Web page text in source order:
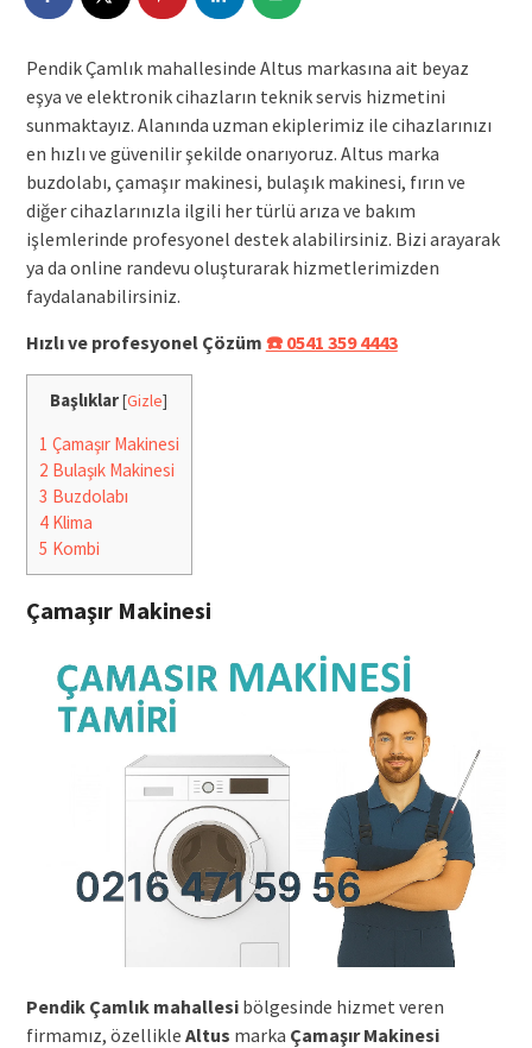
Pendik Çamlık mahallesinde Altus markasına ait beyaz
eşya ve elektronik cihazların teknik servis hizmetini
sunmaktayız. Alanında uzman ekiplerimiz ile cihazlarınızı
en hızlı ve güvenilir şekilde onarıyoruz. Altus marka
buzdolabı, çamaşır makinesi, bulaşık makinesi, fırın ve
diğer cihazlarınızla ilgili her türlü arıza ve bakım
işlemlerinde profesyonel destek alabilirsiniz. Bizi arayarak
ya da online randevu oluşturarak hizmetlerimizden
faydalanabilirsiniz.
Hızlı ve profesyonel Çözüm ☎️ 0541 359 4443
Başlıklar[Gizle]
1 Çamaşır Makinesi
2 Bulaşık Makinesi
3 Buzdolabı
4Klima
5 Kombi
Çamaşır Makinesi
Pendik Çamlık mahallesibölgesinde hizmet veren
firmamız, özellikle Altus marka Çamaşır Makinesi